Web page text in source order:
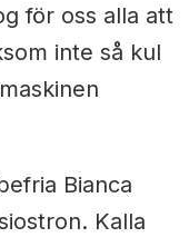
för oss alla att
inte så kul
Bianca
Kalla